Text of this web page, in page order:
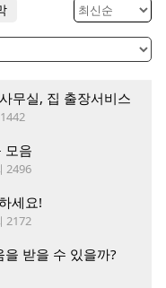
무실, 집 출장서비스
모음
2496
세요!
2172
받을 수 있을까?